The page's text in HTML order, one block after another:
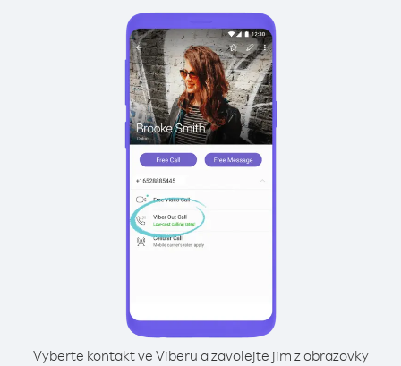
Vyberte kontakt ve Viberu a zavolejte jim z obrazovky